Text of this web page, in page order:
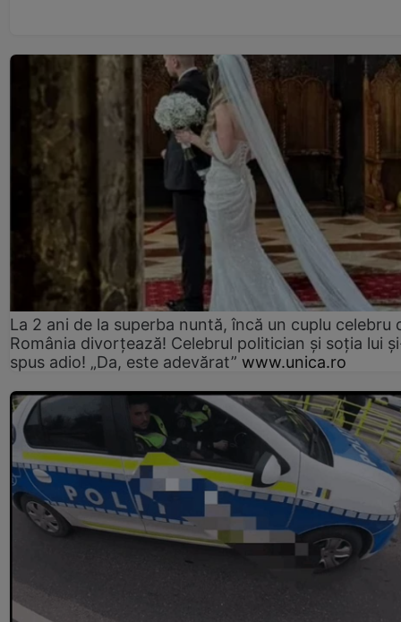
La 2 ani de la superba nuntă, încă un cuplu celebru
România divorțează! Celebrul politician și soția lui
spus adio! „Da, este adevărat” www.unica.ro